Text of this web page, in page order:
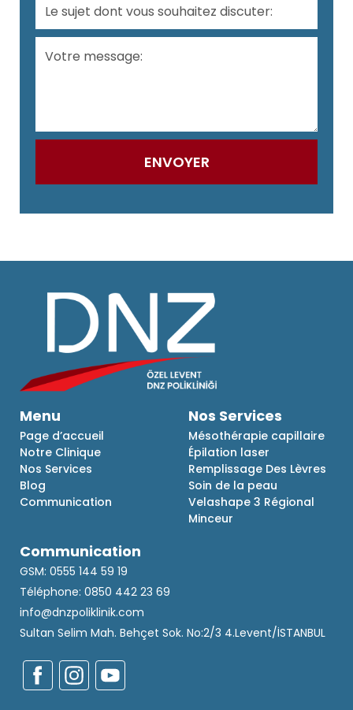
Menu
Page d’accueil
Notre Clinique
Nos Services
Blog
Communication
Nos Services
Mésothérapie capillaire
Épilation laser
Remplissage Des Lèvres
Soin de la peau
Velashape 3 Régional
Minceur
Communication
GSM: 0555 144 59 19
Téléphone: 0850 442 23 69
info@dnzpoliklinik.com
Sultan Selim Mah. Behçet Sok. No:2/3 4.Levent/İSTANBUL